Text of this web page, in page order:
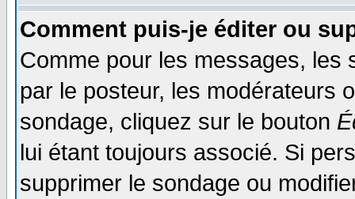
Comment puis-je éditer ou
Comme pour les messages, les
par le posteur, les modérateurs
sondage, cliquez sur le bouton
lui étant toujours associé. Si
supprimer le sondage ou